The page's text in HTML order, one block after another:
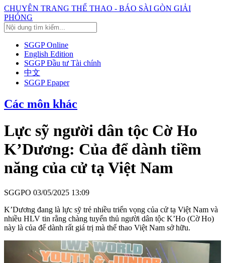
CHUYÊN TRANG THỂ THAO - BÁO SÀI GÒN GIẢI
PHÓNG
SGGP Online
English Edition
SGGP Đầu tư Tài chính
中文
SGGP Epaper
Các môn khác
Lực sỹ người dân tộc Cờ Ho
K’Dương: Của để dành tiềm
năng của cử tạ Việt Nam
SGGPO 03/05/2025 13:09
K’Dương đang là lực sỹ trẻ nhiều triển vọng của cử tạ Việt Nam và
nhiều HLV tin rằng chàng tuyển thủ người dân tộc K’Ho (Cờ Ho)
này là của để dành rất giá trị mà thể thao Việt Nam sở hữu.